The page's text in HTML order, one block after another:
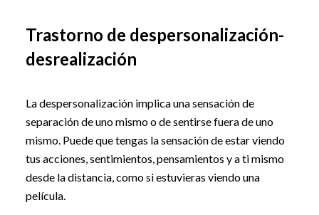
Trastorno de despersonalización-
desrealización
La despersonalización implica una sensación de
separación de uno mismo o de sentirse fuera de uno
mismo. Puede que tengas la sensación de estar viendo
tus acciones, sentimientos, pensamientos y a ti mismo
desde la distancia, como si estuvieras viendo una
película.